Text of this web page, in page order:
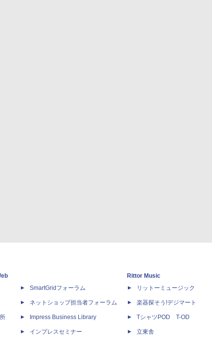
SmartGridフォーラム
ネットショップ担当者フォーラム
Impress Business Library
インプレスセミナー
Rittor Music
リットーミュージック
楽器探そう!デジマート
TシャツPOD T-OD
立東舎